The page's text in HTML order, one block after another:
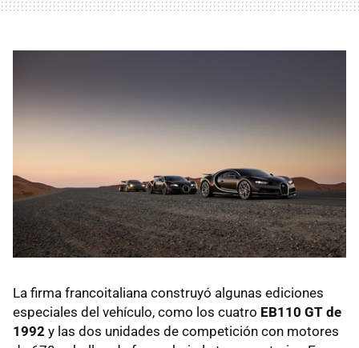
La firma francoitaliana construyó algunas ediciones
especiales del vehículo, como los cuatro EB110 GT de
1992 y las dos unidades de competición con motores